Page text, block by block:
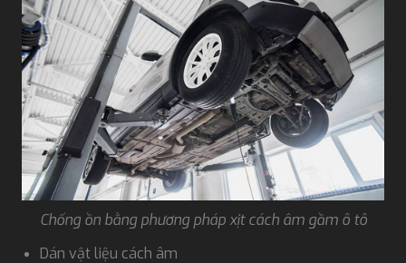
Chống ồn bằng phương pháp xịt cách âm gầm ô tô
Dán vật liệu cách âm